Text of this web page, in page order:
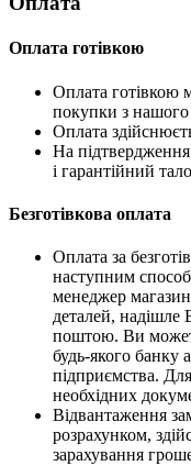
Оплата готівкою
Оплата готівкою
покупки з нашого
Оплата
На
і гарантійний
Безготівкова оплата
Оплата за
наступним
менеджер
деталей,
поштою. Ви
будь-якого банку
підприємства.
необхідних
Відвантаження
розрахунком,
зарахування